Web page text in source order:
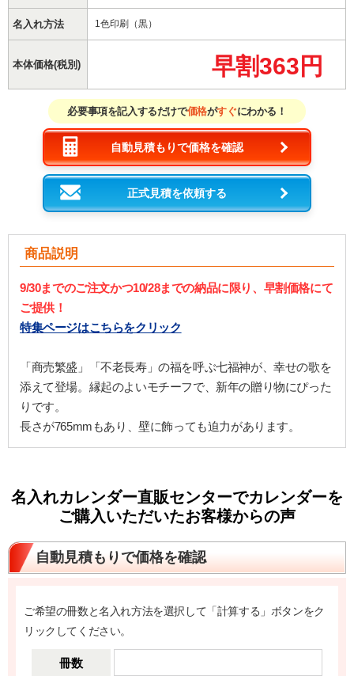
名入れ方法 1色印刷（黒）
本体価格(税別) 早割363円
必要事項を記入するだけで価格がすぐにわかる！
自動見積もりで価格を確認
正式見積を依頼する
商品説明
9/30までのご注文かつ10/28までの納品に限り、早割価格にて
ご提供！
特集ページはこちらをクリック
「商売繁盛」「不老長寿」の福を呼ぶ七福神が、幸せの歌を
添えて登場。縁起のよいモチーフで、新年の贈り物にぴった
りです。
長さが765mmもあり、壁に飾っても迫力があります。
名入れカレンダー直販センターでカレンダーを
ご購入いただいたお客様からの声
自動見積もりで価格を確認
ご希望の冊数と名入れ方法を選択して「計算する」ボタンをク
リックしてください。
冊数